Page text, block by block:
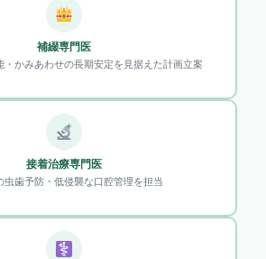
補綴専門医
・かみあわせの長期安定を見据えた計画立案
接着治療専門医
虫歯予防・低侵襲な口腔管理を担当